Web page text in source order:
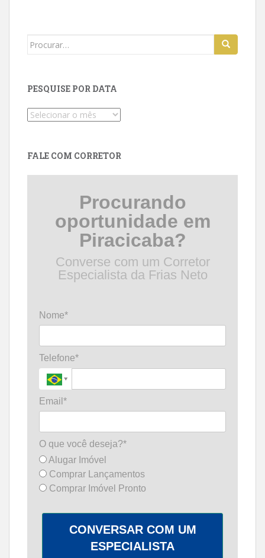
Search
PESQUISE POR DATA
Pesquise
FALE COM CORRETOR
Procurando
oportunidade em
Piracicaba?
Converse com um Corretor
Especialista da Frias Neto
Nome*
Telefone*
Email*
O que você deseja?*
Alugar Imóvel
Comprar Lançamentos
Comprar Imóvel Pronto
CONVERSAR COM UM
ESPECIALISTA